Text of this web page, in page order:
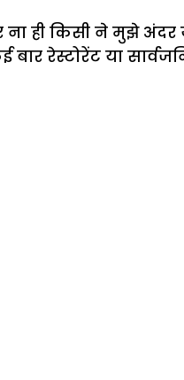
ही किसी ने मुझे अंदर
रेस्टोरेंट या